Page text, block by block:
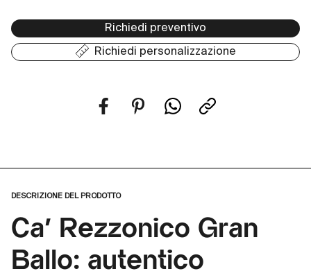
Richiedi preventivo
Richiedi personalizzazione
DESCRIZIONE DEL PRODOTTO
Ca' Rezzonico Gran
Ballo: autentico